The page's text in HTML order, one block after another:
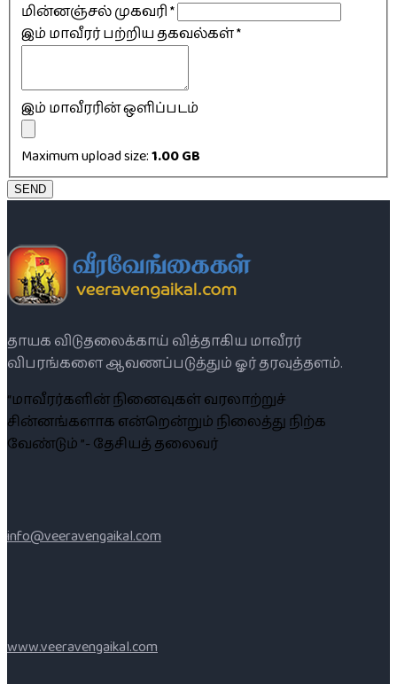
மின்னஞ்சல் முகவரி*
இம் மாவீரர் பற்றிய தகவல்கள்*
இம் மாவீரரின் ஒளிப்படம்
Maximum upload size:1.00 GB
SEND
தாயக விடுதலைக்காய் வித்தாகிய மாவீரர்
விபரங்களை ஆவணப்படுத்தும் ஓர் தரவுத்தளம்.
“மாவீரர்களின் நினைவுகள் வரலாற்றுச்
சின்னங்களாக என்றென்றும் நிலைத்து நிற்க
வேண்டும் ”- தேசியத் தலைவர்
info@veeravengaikal.com
www.veeravengaikal.com